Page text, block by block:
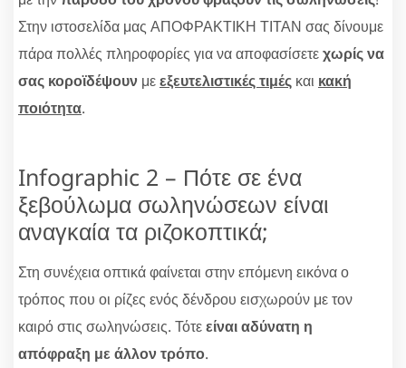
Στην ιστοσελίδα μας ΑΠΟΦΡΑΚΤΙΚΗ ΤΙΤΑΝ σας δίνουμε
πάρα πολλές πληροφορίες για να αποφασίσετεχωρίς να
σας κοροϊδέψουν μεεξευτελιστικές τιμές και κακή
ποιότητα.
Infographic 2 – Πότε σε ένα
ξεβούλωμα σωληνώσεων είναι
αναγκαία τα ριζοκοπτικά;
Στη συνέχεια οπτικά φαίνεται στην επόμενη εικόνα ο
τρόπος που οι ρίζες ενός δένδρου εισχωρούν με τον
καιρό στις σωληνώσεις. Τότεείναι αδύνατη η
απόφραξη με άλλον τρόπο.